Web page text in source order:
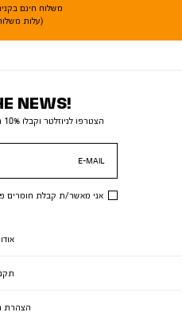
משלוח חינם בקניה
(עלות משלוח 25
NEWS!
הצטרפו לניוזלטר וקבלו 10% הנחה לקנייה ראשונה באתר
E-MAIL
אני מאשר/ת קבלת חומרים
הצהרת